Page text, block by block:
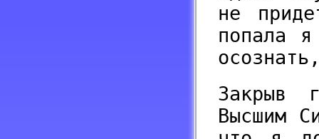
не
попала
Закрыв
Высшим